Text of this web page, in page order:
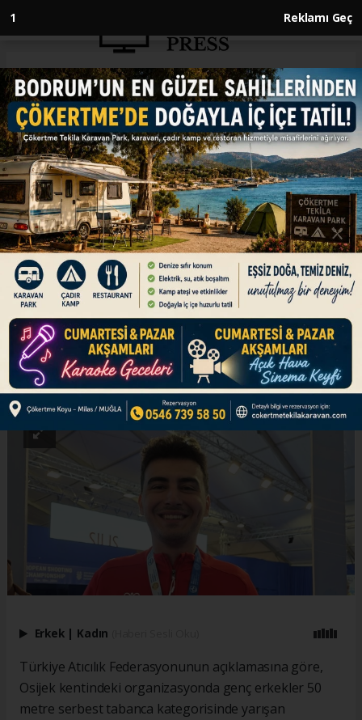
1 Reklamı Geç
Anasayfa SPOR
Milli atıcı Fahrettin Can Er,
gençlerde Avrupa ikincisi oldu
SPOR
12.05.2026 - 14:24, Güncelleme: 12.05.2026 - 14:24
Hırvatistan'da düzenlenen Avrupa Ateşli
Silahlar Şampiyonası'nda mücadele eden milli
atıcı Fahrettin Can Er, gençlerde gümüş
madalya kazandı.
ABONE OL
Erkek | Kadın
Türkiye Atıcılık Federasyonunun açıklamasına göre,
Osijek kentindeki organizasyonda genç erkekler 50
metre serbest tabanca kategorisinde yarışan